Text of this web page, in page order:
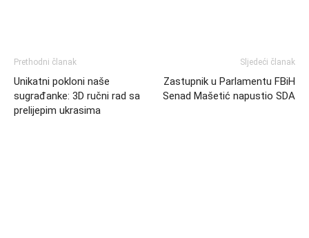
Prethodni članak
Unikatni pokloni naše
sugrađanke: 3D ručni rad sa
prelijepim ukrasima
Sljedeći članak
Zastupnik u Parlamentu FBiH
Senad Mašetić napustio SDA